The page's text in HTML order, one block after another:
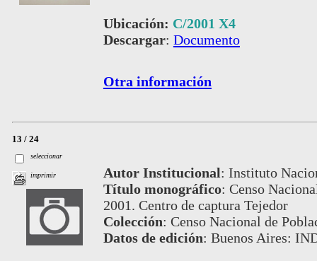
Ubicación: C/2001 X4
Descargar: Documento
Otra información
13 / 24
seleccionar
imprimir Autor Institucional: Instituto
Título monográfico: Censo
2001. Centro de captura Tejedor
Colección: Censo Nacional de
Datos de edición: Buenos Aires: